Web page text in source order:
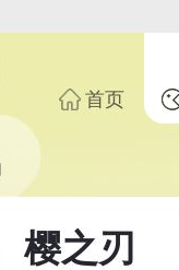
首页
樱之刃